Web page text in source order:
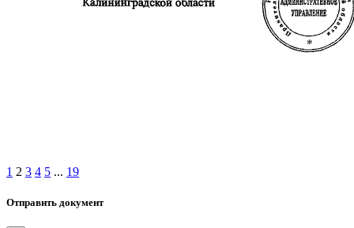
1 2 3 4 5 ... 19
Отправить документ